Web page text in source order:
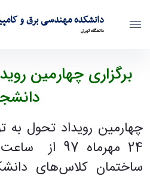
دانشکده مهندسی برق و
دانشگاه تهران
برگزاری چهارمین رویداد
ece- دانشکده مهندسی برق و کامپیوتربرگزاری چهارمین
چهارمین رویداد تحول به
ساختمان کلاس‌های